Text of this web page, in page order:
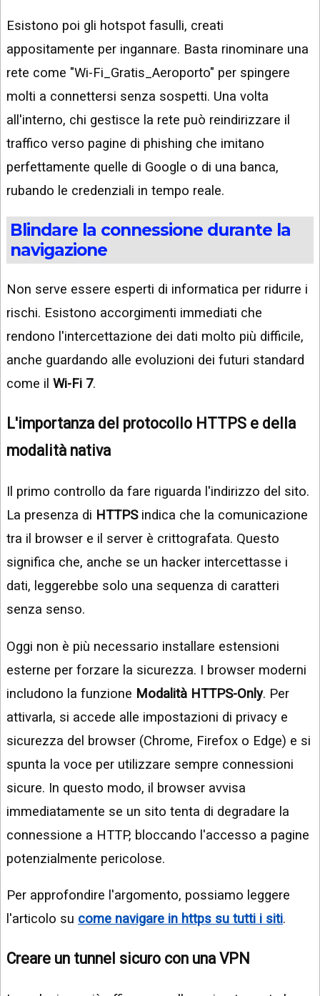
Esistono poi gli hotspot fasulli, creati
appositamente per ingannare. Basta rinominare una
rete come "Wi-Fi_Gratis_Aeroporto" per spingere
molti a connettersi senza sospetti. Una volta
all'interno, chi gestisce la rete può reindirizzare il
traffico verso pagine di phishing che imitano
perfettamente quelle di Google o di una banca,
rubando le credenziali in tempo reale.
Blindare la connessione durante la
navigazione
Non serve essere esperti di informatica per ridurre i
rischi. Esistono accorgimenti immediati che
rendono l'intercettazione dei dati molto più difficile,
anche guardando alle evoluzioni dei futuri standard
come il Wi-Fi 7.
L'importanza del protocollo HTTPS e della
modalità nativa
Il primo controllo da fare riguarda l'indirizzo del sito.
La presenza di HTTPSindica che la comunicazione
tra il browser e il server è crittografata. Questo
significa che, anche se un hacker intercettasse i
dati, leggerebbe solo una sequenza di caratteri
senza senso.
Oggi non è più necessario installare estensioni
esterne per forzare la sicurezza. I browser moderni
includono la funzione Modalità HTTPS-Only. Per
attivarla, si accede alle impostazioni di privacy e
sicurezza del browser (Chrome, Firefox o Edge) e si
spunta la voce per utilizzare sempre connessioni
sicure. In questo modo, il browser avvisa
immediatamente se un sito tenta di degradare la
connessione a HTTP, bloccando l'accesso a pagine
potenzialmente pericolose.
Per approfondire l'argomento, possiamo leggere
l'articolo su come navigare in https su tutti i siti.
Creare un tunnel sicuro con una VPN